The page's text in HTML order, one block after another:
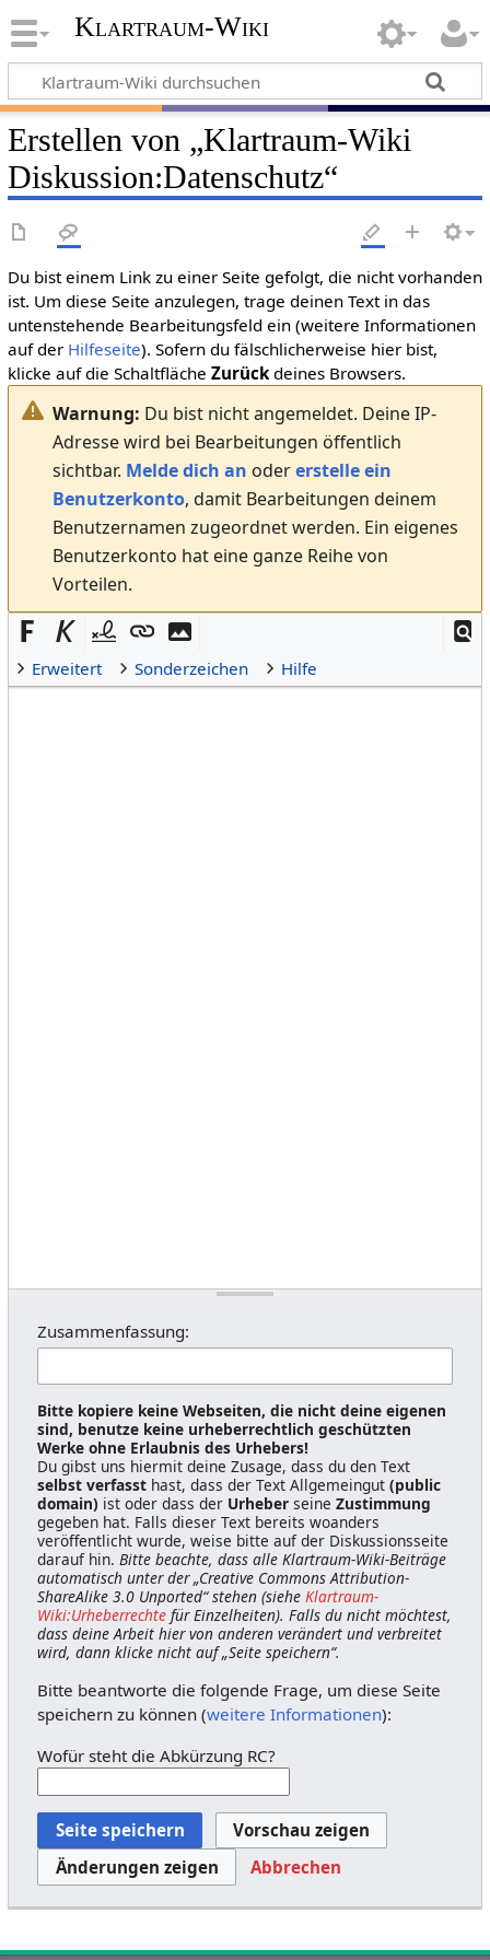
Klartraum-Wiki
Erstellen von „Klartraum-Wiki
Diskussion:Datenschutz“
Du bist einem Link zu einer Seite gefolgt, die nicht vorhanden
ist. Um diese Seite anzulegen, trage deinen Text in das
untenstehende Bearbeitungsfeld ein (weitere Informationen
auf der Hilfeseite). Sofern du fälschlicherweise hier bist,
klicke auf die Schaltfläche Zurückdeines Browsers.
Warnung: Du bist nicht angemeldet. Deine IP-
Adresse wird bei Bearbeitungen öffentlich
sichtbar. Melde dich an odererstelle ein
Benutzerkonto, damit Bearbeitungen deinem
Benutzernamen zugeordnet werden. Ein eigenes
Benutzerkonto hat eine ganze Reihe von
Vorteilen.
Erweitert Sonderzeichen Hilfe
Zusammenfassung:
Bitte kopiere keine Webseiten, die nicht deine eigenen
sind, benutze keine urheberrechtlich geschützten
Werke ohne Erlaubnis des Urhebers!
Du gibst uns hiermit deine Zusage, dass du den Text
selbst verfasst hast, dass der Text Allgemeingut(public
domain) ist oder dass der Urheber seineZustimmung
gegeben hat. Falls dieser Text bereits woanders
veröffentlicht wurde, weise bitte auf der Diskussionsseite
darauf hin.Bitte beachte, dass alle Klartraum-Wiki-Beiträge
automatisch unter der „Creative Commons Attribution-
ShareAlike 3.0 Unported“ stehen (sieheKlartraum-
Wiki:Urheberrechte für Einzelheiten). Falls du nicht möchtest,
dass deine Arbeit hier von anderen verändert und verbreitet
wird, dann klicke nicht auf „Seite speichern“.
Bitte beantworte die folgende Frage, um diese Seite
speichern zu können (weitere Informationen):
Wofür steht die Abkürzung RC?
Abbrechen